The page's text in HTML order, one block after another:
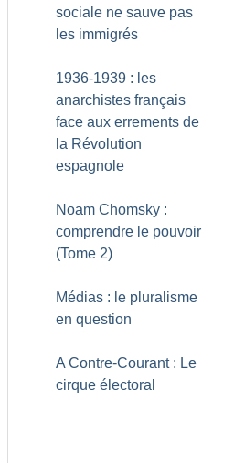
sociale ne sauve pas
les immigrés
1936-1939 : les
anarchistes français
face aux errements de
la Révolution
espagnole
Noam Chomsky :
comprendre le pouvoir
(Tome 2)
Médias : le pluralisme
en question
A Contre-Courant : Le
cirque électoral